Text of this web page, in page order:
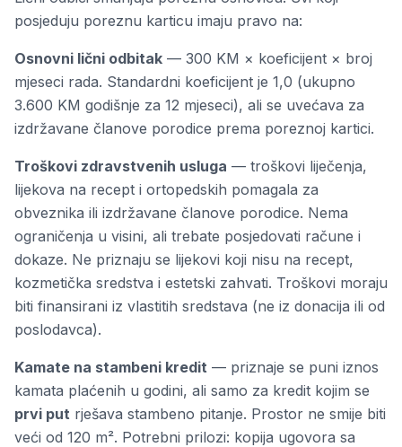
posjeduju poreznu karticu imaju pravo na:
Osnovni lični odbitak — 300 KM × koeficijent × broj
mjeseci rada. Standardni koeficijent je 1,0 (ukupno
3.600 KM godišnje za 12 mjeseci), ali se uvećava za
izdržavane članove porodice prema poreznoj kartici.
Troškovi zdravstvenih usluga — troškovi liječenja,
lijekova na recept i ortopedskih pomagala za
obveznika ili izdržavane članove porodice. Nema
ograničenja u visini, ali trebate posjedovati račune i
dokaze. Ne priznaju se lijekovi koji nisu na recept,
kozmetička sredstva i estetski zahvati. Troškovi moraju
biti finansirani iz vlastitih sredstava (ne iz donacija ili od
poslodavca).
Kamate na stambeni kredit — priznaje se puni iznos
kamata plaćenih u godini, ali samo za kredit kojim se
prvi put rješava stambeno pitanje. Prostor ne smije biti
veći od 120 m². Potrebni prilozi: kopija ugovora sa